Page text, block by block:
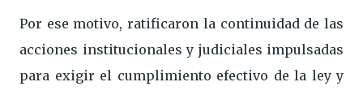
Por ese motivo, ratificaron la continuidad de las
acciones institucionales y judiciales impulsadas
para exigir el cumplimiento efectivo de la ley y